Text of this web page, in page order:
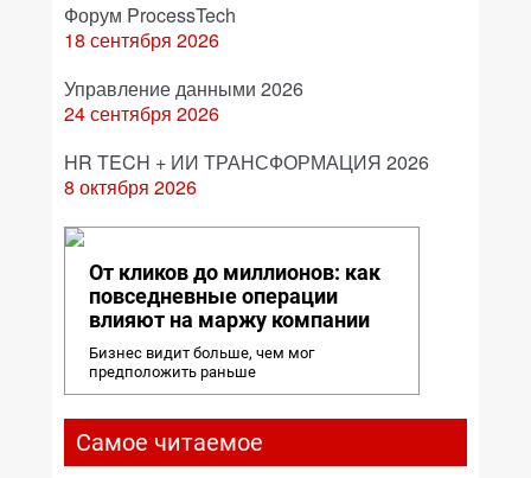
Форум ProcessTech
18 сентября 2026
Управление данными 2026
24 сентября 2026
HR TECH + ИИ ТРАНСФОРМАЦИЯ 2026
8 октября 2026
От кликов до миллионов: как
повседневные операции
влияют на маржу компании
Бизнес видит больше, чем мог
предположить раньше
Самое читаемое